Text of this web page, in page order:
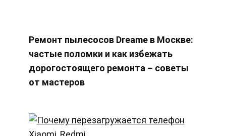
Ремонт пылесосов Dreame в Москве:
частые поломки и как избежать
дорогостоящего ремонта – советы
от мастеров